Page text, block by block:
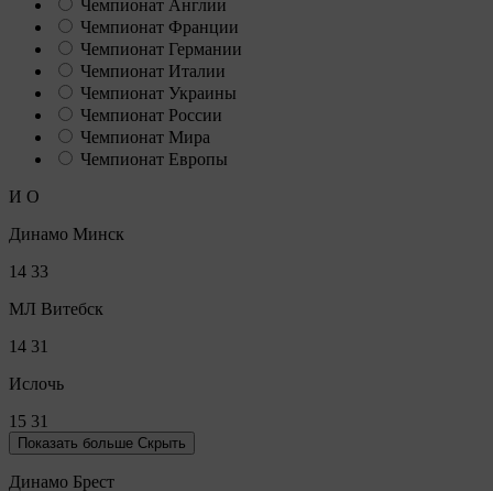
Чемпионат Англии
Чемпионат Франции
Чемпионат Германии
Чемпионат Италии
Чемпионат Украины
Чемпионат России
Чемпионат Мира
Чемпионат Европы
И О
Динамо Минск
14 33
МЛ Витебск
14 31
Ислочь
15 31
Показать больше Скрыть
Динамо Брест